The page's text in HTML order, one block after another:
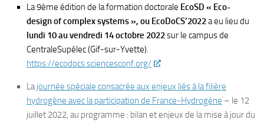
La 9ème édition de la formation doctorale EcoSD « Eco-
design of complex systems », ou EcoDoCS’2022a eu lieu du
lundi 10 au vendredi 14 octobre 2022sur le campus de
CentraleSupélec (Gif-sur-Yvette).
https://ecodocs.sciencesconf.org/
Lajournée spéciale consacrée aux enjeux liés à la filière
hydrogène avec la participation de France-Hydrogène – le 12
juillet 2022, au programme : bilan et enjeux de la mise à jour du